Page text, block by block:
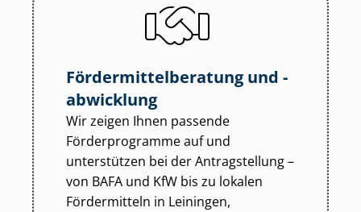
För­der­mit­tel­be­ra­tung und -
abwicklung
Wir zeigen Ihnen passende
Förderprogramme auf und
unterstützen bei der Antragstellung –
von BAFA und KfW bis zu lokalen
Fördermitteln in Leiningen,